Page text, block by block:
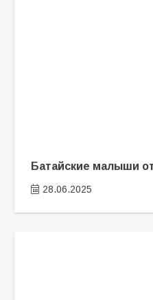
Батайские малыши
28.06.2025